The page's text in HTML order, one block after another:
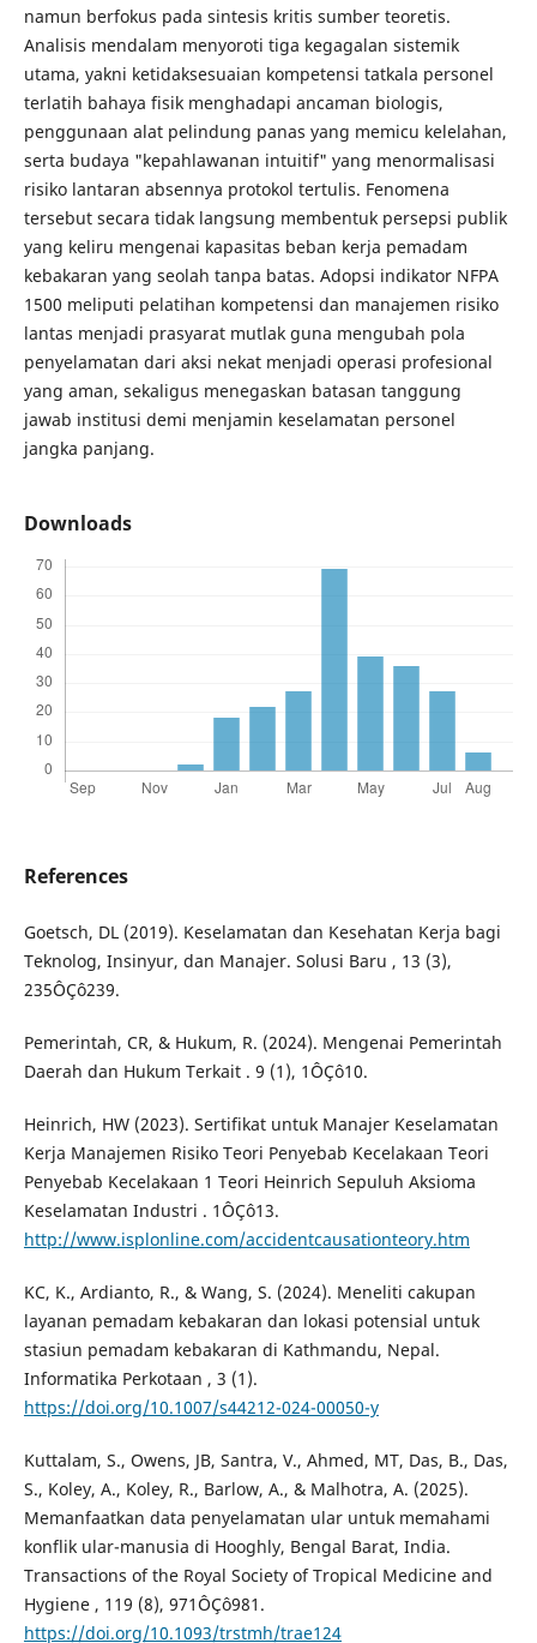
namun berfokus pada sintesis kritis sumber teoretis.
Analisis mendalam menyoroti tiga kegagalan sistemik
utama, yakni ketidaksesuaian kompetensi tatkala personel
terlatih bahaya fisik menghadapi ancaman biologis,
penggunaan alat pelindung panas yang memicu kelelahan,
serta budaya "kepahlawanan intuitif" yang menormalisasi
risiko lantaran absennya protokol tertulis. Fenomena
tersebut secara tidak langsung membentuk persepsi publik
yang keliru mengenai kapasitas beban kerja pemadam
kebakaran yang seolah tanpa batas. Adopsi indikator NFPA
1500 meliputi pelatihan kompetensi dan manajemen risiko
lantas menjadi prasyarat mutlak guna mengubah pola
penyelamatan dari aksi nekat menjadi operasi profesional
yang aman, sekaligus menegaskan batasan tanggung
jawab institusi demi menjamin keselamatan personel
jangka panjang.
Downloads
References
Goetsch, DL (2019). Keselamatan dan Kesehatan Kerja bagi
Teknolog, Insinyur, dan Manajer. Solusi Baru , 13 (3),
235ÔÇô239.
Pemerintah, CR, & Hukum, R. (2024). Mengenai Pemerintah
Daerah dan Hukum Terkait . 9 (1), 1ÔÇô10.
Heinrich, HW (2023). Sertifikat untuk Manajer Keselamatan
Kerja Manajemen Risiko Teori Penyebab Kecelakaan Teori
Penyebab Kecelakaan 1 Teori Heinrich Sepuluh Aksioma
Keselamatan Industri . 1ÔÇô13.
http://www.isplonline.com/accidentcausationteory.htm
KC, K., Ardianto, R., & Wang, S. (2024). Meneliti cakupan
layanan pemadam kebakaran dan lokasi potensial untuk
stasiun pemadam kebakaran di Kathmandu, Nepal.
Informatika Perkotaan , 3 (1).
https://doi.org/10.1007/s44212-024-00050-y
Kuttalam, S., Owens, JB, Santra, V., Ahmed, MT, Das, B., Das,
S., Koley, A., Koley, R., Barlow, A., & Malhotra, A. (2025).
Memanfaatkan data penyelamatan ular untuk memahami
konflik ular-manusia di Hooghly, Bengal Barat, India.
Transactions of the Royal Society of Tropical Medicine and
Hygiene , 119 (8), 971ÔÇô981.
https://doi.org/10.1093/trstmh/trae124